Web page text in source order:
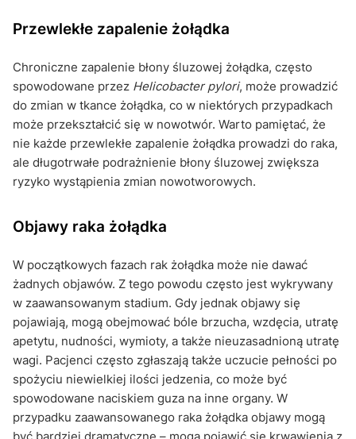
Przewlekłe zapalenie żołądka
Chroniczne zapalenie błony śluzowej żołądka, często
spowodowane przez Helicobacter pylori, może prowadzić
do zmian w tkance żołądka, co w niektórych przypadkach
może przekształcić się w nowotwór. Warto pamiętać, że
nie każde przewlekłe zapalenie żołądka prowadzi do raka,
ale długotrwałe podrażnienie błony śluzowej zwiększa
ryzyko wystąpienia zmian nowotworowych.
Objawy raka żołądka
W początkowych fazach rak żołądka może nie dawać
żadnych objawów. Z tego powodu często jest wykrywany
w zaawansowanym stadium. Gdy jednak objawy się
pojawiają, mogą obejmować bóle brzucha, wzdęcia, utratę
apetytu, nudności, wymioty, a także nieuzasadnioną utratę
wagi. Pacjenci często zgłaszają także uczucie pełności po
spożyciu niewielkiej ilości jedzenia, co może być
spowodowane naciskiem guza na inne organy. W
przypadku zaawansowanego raka żołądka objawy mogą
być bardziej dramatyczne – mogą pojawić się krwawienia z